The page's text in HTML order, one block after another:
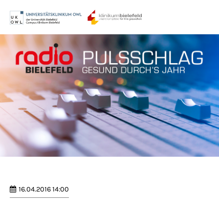
Login
Benutzername
Passwort
Anmelden
16.04.2016 14:00